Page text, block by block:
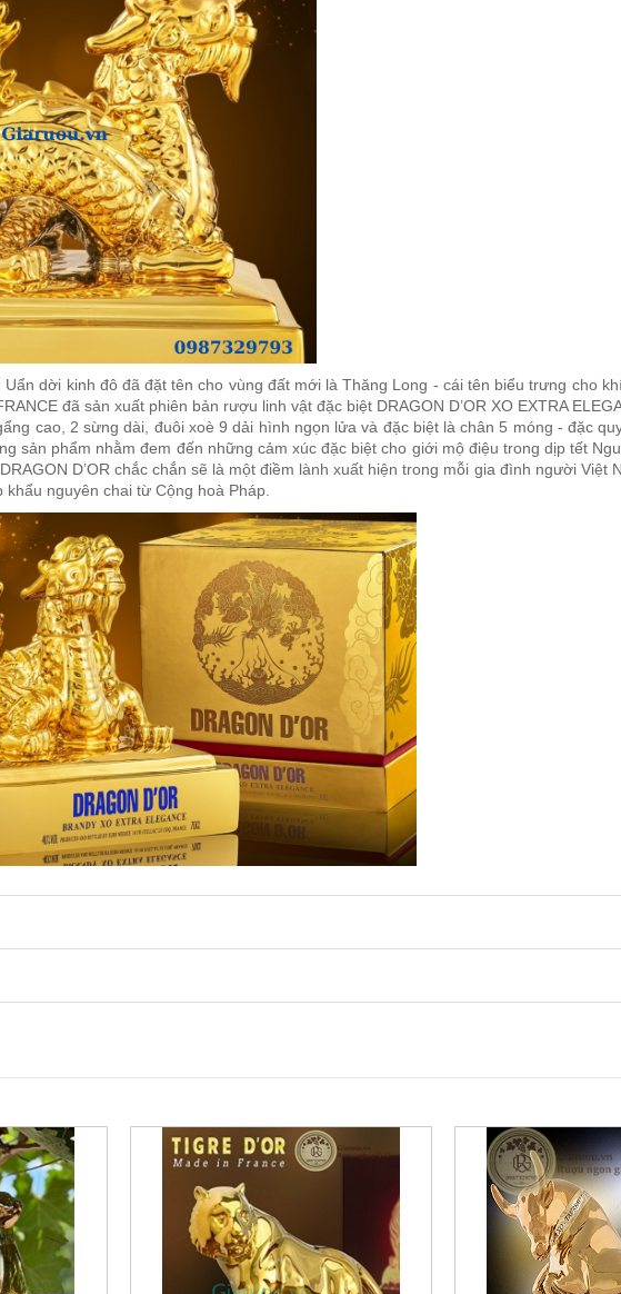
Uẩn dời kinh đô đã đặt tên cho vùng đất mới là Thăng Long - cái tên biểu trưng cho
đã sản xuất phiên bản rượu linh vật đặc biệt DRAGON D’OR XO EXTRA
cao, 2 sừng dài, đuôi xoè 9 dải hình ngọn lửa và đặc biệt là chân 5 móng - đặc
sản phẩm nhằm đem đến những cảm xúc đặc biệt cho giới mộ điệu trong dịp tết
D’OR chắc chắn sẽ là một điềm lành xuất hiện trong mỗi gia đình người
nguyên chai từ Cộng hoà Pháp.